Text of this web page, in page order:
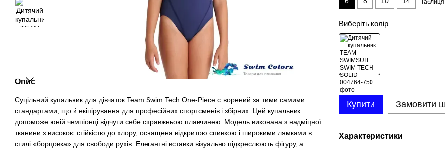
Опис
Суцільний купальник для дівчаток Team Swim Tech One-Piece створений за тими самими
стандартами, що й екіпірування для професійних спортсменів і збірних. Цей купальник
допоможе юній чемпіонці відчути себе справжньою плавчинею. Модель виконана з надміцної
тканини з високою стійкістю до хлору, оснащена відкритою спинкою і широкими лямками в
стилі «борцовка» для свободи рухів. Елегантні вставки візуально підкреслюють фігуру, а
Таблиця
Виберіть колір
Купити Замовити
Характеристики